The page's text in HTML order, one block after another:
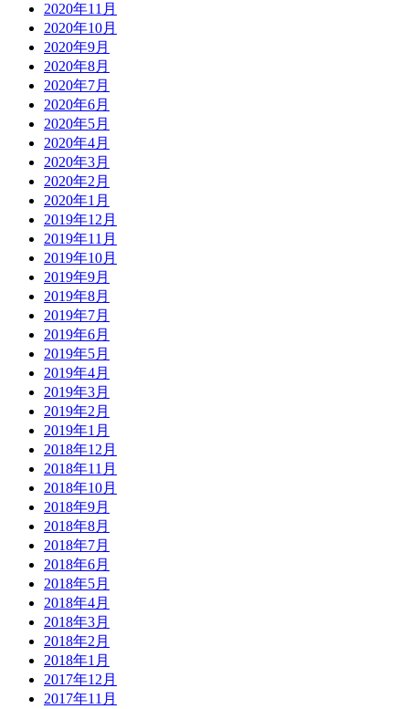
2020年11月
2020年10月
2020年9月
2020年8月
2020年7月
2020年6月
2020年5月
2020年4月
2020年3月
2020年2月
2020年1月
2019年12月
2019年11月
2019年10月
2019年9月
2019年8月
2019年7月
2019年6月
2019年5月
2019年4月
2019年3月
2019年2月
2019年1月
2018年12月
2018年11月
2018年10月
2018年9月
2018年8月
2018年7月
2018年6月
2018年5月
2018年4月
2018年3月
2018年2月
2018年1月
2017年12月
2017年11月